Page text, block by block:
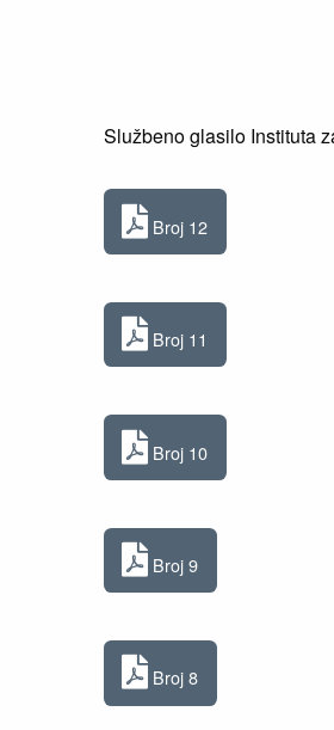
Službeno glasilo Instituta
Broj 12
Broj 11
Broj 10
Broj 9
Broj 8